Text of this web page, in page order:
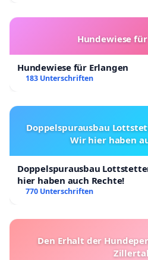
Hundewiese
Hundewiese für Erlangen
183 Unterschriften
Doppelspurausbau
Wir hier haben
Doppelspurausbau
hier haben auch Rechte!
770 Unterschriften
Den Erhalt der